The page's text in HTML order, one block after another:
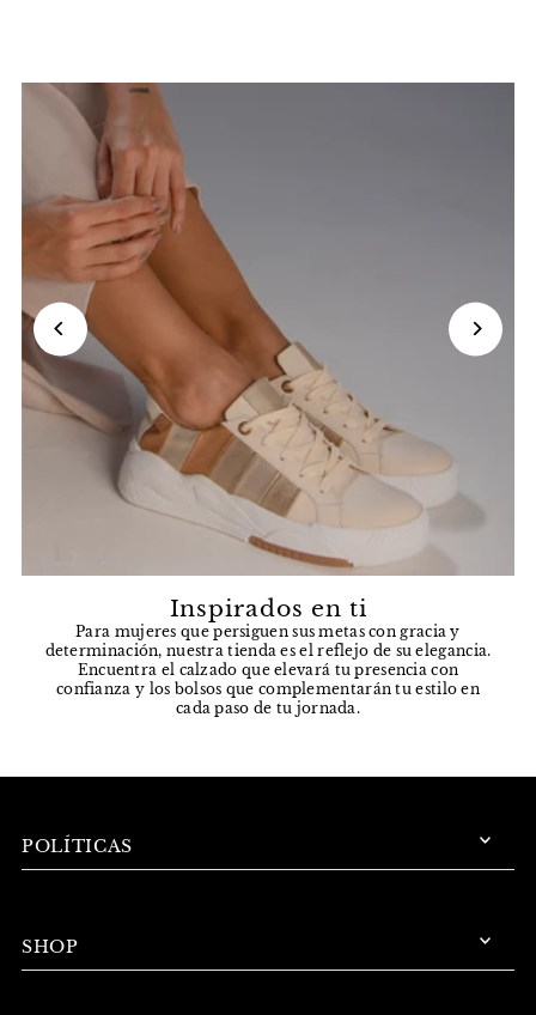
Inspirados en ti
Para mujeres que persiguen sus metas con gracia y
determinación, nuestra tienda es el reflejo de su elegancia.
Encuentra el calzado que elevará tu presencia con
confianza y los bolsos que complementarán tu estilo en
cada paso de tu jornada.
POLÍTICAS
SHOP